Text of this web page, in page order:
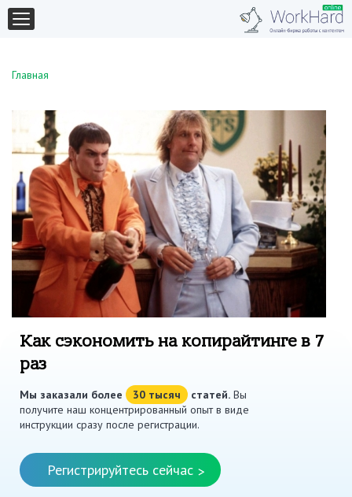
Главная
Как сэкономить на копирайтинге в 7
раз
Мы заказали более 30 тысяч статей. Вы
получите наш концентрированный опыт в виде
инструкции сразу после регистрации.
Регистрируйтесь сейчас >